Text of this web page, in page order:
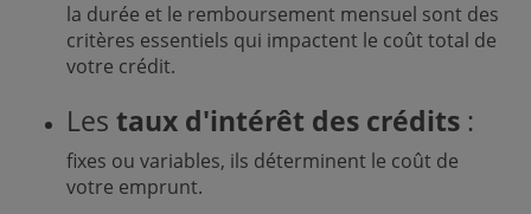
la durée et le remboursement mensuel sont des
critères essentiels qui impactent le coût total de
votre crédit.
Les taux d'intérêt des crédits :
fixes ou variables, ils déterminent le coût de
votre emprunt.